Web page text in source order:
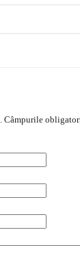
Câmpurile